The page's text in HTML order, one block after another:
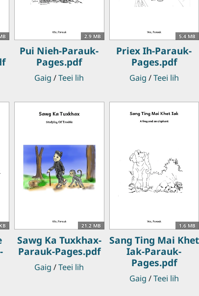
2.9 MB
Pui Nieh-Parauk-
Pages.pdf
Gaig /Teei lih
5.4 MB
Priex Ih-Parauk-
Pages.pdf
Gaig /Teei lih
21.2 MB
Sawg Ka Tuxkhax-
Parauk-Pages.pdf
Gaig /Teei lih
1.6 MB
Sang Ting Mai Khet
Iak-Parauk-
Pages.pdf
Gaig /Teei lih